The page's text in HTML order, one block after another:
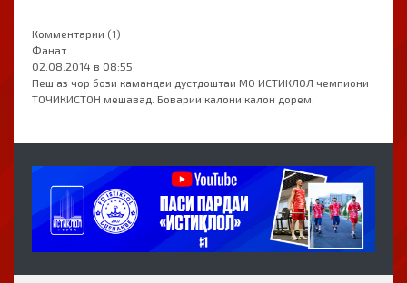
Комментарии (1)
Фанат
02.08.2014 в 08:55
Пеш аз чор бози камандаи дустдоштаи МО ИСТИКЛОЛ чемпиони
ТОЧИКИСТОН мешавад. Боварии калони калон дорем.